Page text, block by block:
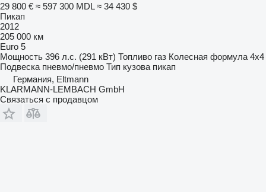
29 800 € ≈ 597 300 MDL ≈ 34 430 $
Пикап
2012
205 000 км
Euro 5
Мощность 396 л.с. (291 кВт) Топливо газ Колесная формула 4x4
Подвеска пневмо/пневмо Тип кузова пикап
Германия, Eltmann
KLARMANN-LEMBACH GmbH
Связаться с продавцом